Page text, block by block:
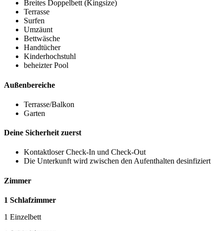
Breites Doppelbett (Kingsize)
Terrasse
Surfen
Umzäunt
Bettwäsche
Handtücher
Kinderhochstuhl
beheizter Pool
Außenbereiche
Terrasse/Balkon
Garten
Deine Sicherheit zuerst
Kontaktloser Check-In und Check-Out
Die Unterkunft wird zwischen den Aufenthalten desinfiziert
Zimmer
1 Schlafzimmer
1 Einzelbett